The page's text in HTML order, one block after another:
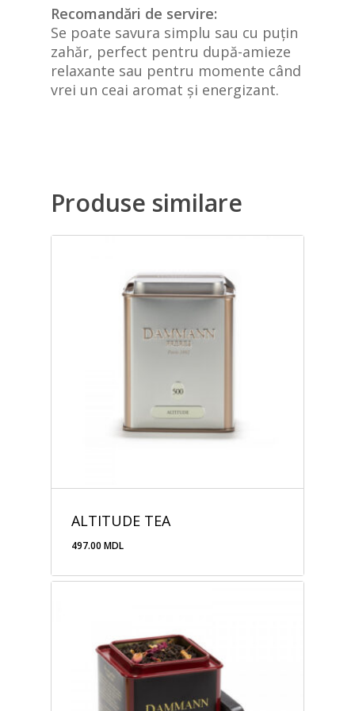
Recomandări de servire:
Se poate savura simplu sau cu puțin
zahăr, perfect pentru după-amieze
relaxante sau pentru momente când
vrei un ceai aromat și energizant.
Produse similare
ALTITUDE TEA
497.00 MDL